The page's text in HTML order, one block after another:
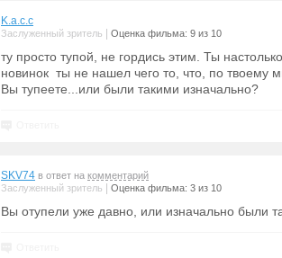
K.a.c.c
Заслуженный зритель Оценка фильма: 9 из 10
ту просто тупой, не гордись этим. Ты
новинок ты не нашел чего то, что, по твоему
Вы тупеете...или были такими изначально?
SKV74 в ответ на комментарий
Заслуженный зритель
Оценка фильма: 3 из 10
Вы отупели уже давно, или изначально были